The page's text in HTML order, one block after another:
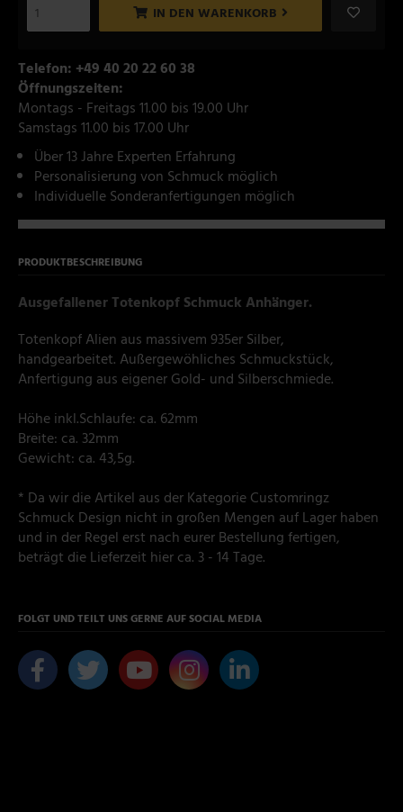
IN DEN WARENKORB
Telefon: +49 40 20 22 60 38
Öffnungszeiten:
Montags - Freitags 11.00 bis 19.00 Uhr
Samstags 11.00 bis 17.00 Uhr
Über 13 Jahre Experten Erfahrung
Personalisierung von Schmuck möglich
Individuelle Sonderanfertigungen möglich
PRODUKTBESCHREIBUNG
Ausgefallener Totenkopf Schmuck Anhänger.
Totenkopf Alien aus massivem 935er Silber,
handgearbeitet. Außergewöhliches Schmuckstück,
Anfertigung aus eigener Gold- und Silberschmiede.
Höhe inkl.Schlaufe: ca. 62mm
Breite: ca. 32mm
Gewicht: ca. 43,5g.
* Da wir die Artikel aus der Kategorie Customringz
Schmuck Design nicht in großen Mengen auf Lager haben
und in der Regel erst nach eurer Bestellung fertigen,
beträgt die Lieferzeit hier ca. 3 - 14 Tage.
FOLGT UND TEILT UNS GERNE AUF SOCIAL MEDIA